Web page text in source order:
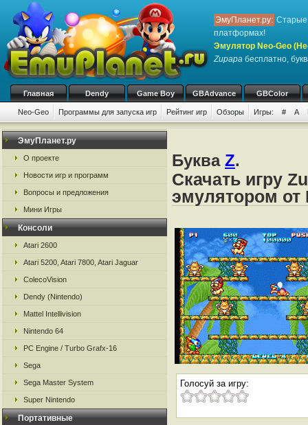
ЭмуПланет.ру: Старые
платформах!
Эмулятор Neo-Geo
Zupapa бесплатно,
Главная Dendy Game Boy GBAdvance GBColor
Neo-Geo Программы для запуска игр Рейтинг игр Обзоры Игры: # A
ЭмуПланет.ру
О проекте
Новости игр и программ
Вопросы и предложения
Мини Игры
Консоли
Atari 2600
Atari 5200, Atari 7800, Atari Jaguar
ColecoVision
Dendy (Nintendo)
Mattel Intellivision
Nintendo 64
PC Engine / Turbo Grafx-16
Sega
Sega Master System
Super Nintendo
Портативные
Буква Z.
Скачать игру
эмулятором от
Голосуй за игру: